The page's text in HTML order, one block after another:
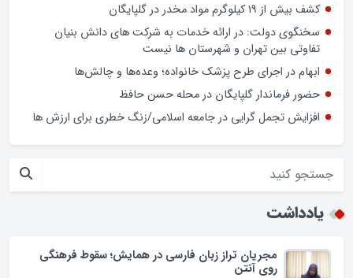
کیلوگرم مواد مخدر در گلپایگان
دولت: در ارائه خدمات به شرکت های دانش بنیان
بین تهران و شهرستان ها نیست
در اجرای طرح پزشک خانواده؛ وعده‌ها و چالش‌ها
فرماندار گلپایگان در محله حسن حافظ
تجمل گرایی در جامعه اسلامی/زنگ خطری برای ارزش ها
مجریان تراز زبان فارسی در همایش؛ سقوط فرهنگی
روی آنتن